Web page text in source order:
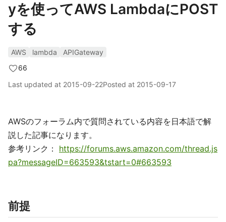
yを使ってAWS LambdaにPOST
する
AWS lambda
APIGateway
66
Last updated at 2015-09-22Posted at 2015-09-17
AWSのフォーラム内で質問されている内容を日本語で解
説した記事になります。
参考リンク： https://forums.aws.amazon.com/thread.js
pa?messageID=663593&tstart=0#663593
前提